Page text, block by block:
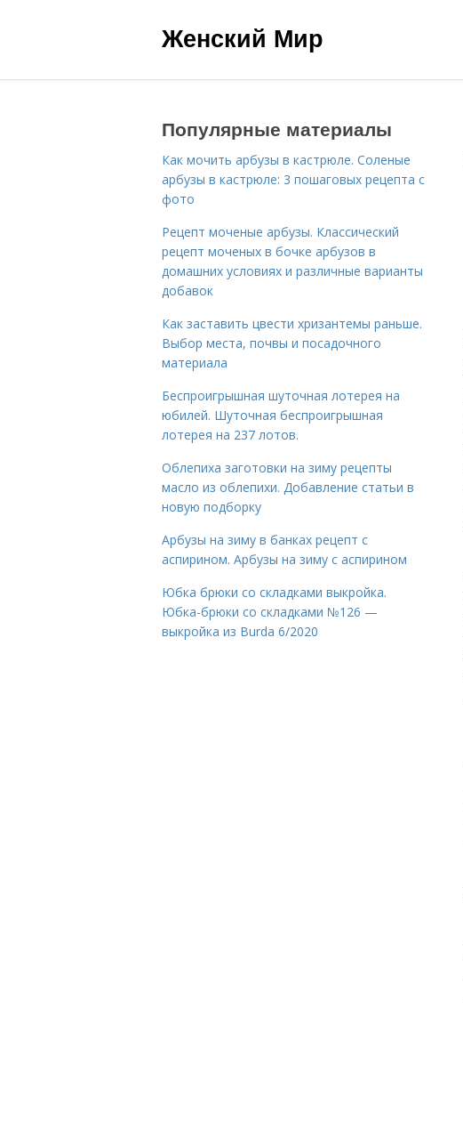
Женский Мир
Популярные материалы
Как мочить арбузы в кастрюле. Соленые
арбузы в кастрюле: 3 пошаговых рецепта с
фото
Рецепт моченые арбузы. Классический
рецепт моченых в бочке арбузов в
домашних условиях и различные варианты
добавок
Как заставить цвести хризантемы раньше.
Выбор места, почвы и посадочного
материала
Беспроигрышная шуточная лотерея на
юбилей. Шуточная беспроигрышная
лотерея на 237 лотов.
Облепиха заготовки на зиму рецепты
масло из облепихи. Добавление статьи в
новую подборку
Арбузы на зиму в банках рецепт с
аспирином. Арбузы на зиму с аспирином
Юбка брюки со складками выкройка.
Юбка-брюки со складками №126 —
выкройка из Burda 6/2020